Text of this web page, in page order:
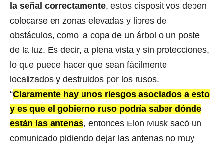
la señal correctamente, estos dispositivos deben
colocarse en zonas elevadas y libres de
obstáculos, como la copa de un árbol o un poste
de la luz. Es decir, a plena vista y sin protecciones,
lo que puede hacer que sean fácilmente
localizados y destruidos por los rusos.
“Claramente hay unos riesgos asociados a esto
y es que el gobierno ruso podría saber dónde
están las antenas, entonces Elon Musk sacó un
comunicado pidiendo dejar las antenas no muy